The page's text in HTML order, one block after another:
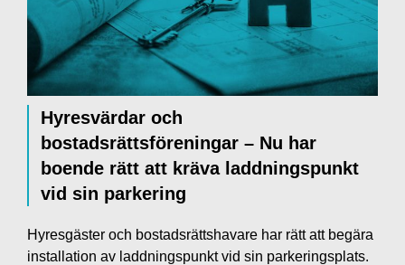
Hyresvärdar och
bostadsrättsföreningar – Nu har
boende rätt att kräva laddningspunkt
vid sin parkering
Hyresgäster och bostadsrättshavare har rätt att begära
installation av laddningspunkt vid sin parkeringsplats.